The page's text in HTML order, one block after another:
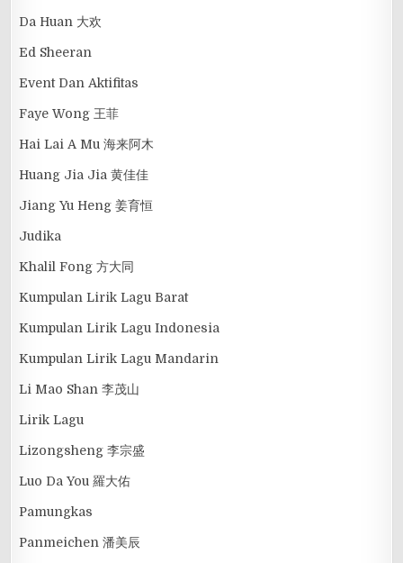
Da Huan 大欢
Ed Sheeran
Event Dan Aktifitas
Faye Wong 王菲
Hai Lai A Mu 海来阿木
Huang Jia Jia 黄佳佳
Jiang Yu Heng 姜育恒
Judika
Khalil Fong 方大同
Kumpulan Lirik Lagu Barat
Kumpulan Lirik Lagu Indonesia
Kumpulan Lirik Lagu Mandarin
Li Mao Shan 李茂山
Lirik Lagu
Lizongsheng 李宗盛
Luo Da You 羅大佑
Pamungkas
Panmeichen 潘美辰